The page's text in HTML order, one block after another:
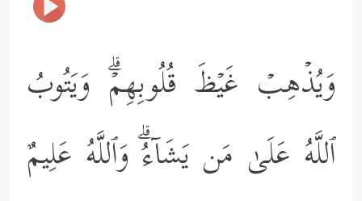
وَیُذۡهِبۡ غَیۡظَ قُلُوبِهِمۡۗ وَیَتُوبُ
ٱللَّهُ عَلَىٰ مَن یَشَاۤءُۗ وَٱللَّهُ عَلِیمٌ